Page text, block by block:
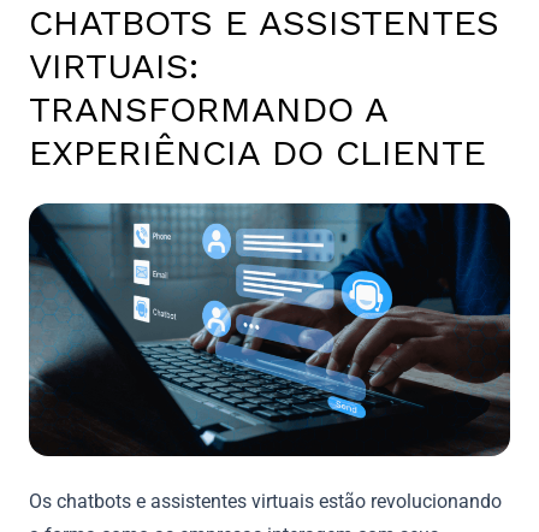
CHATBOTS E ASSISTENTES
VIRTUAIS:
TRANSFORMANDO A
EXPERIÊNCIA DO CLIENTE
Os chatbots e assistentes virtuais estão revolucionando